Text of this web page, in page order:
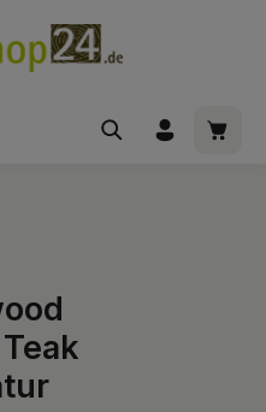
0 von 5 Sternen